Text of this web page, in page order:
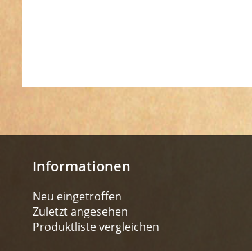
Informationen
Neu eingetroffen
Zuletzt angesehen
Produktliste vergleichen